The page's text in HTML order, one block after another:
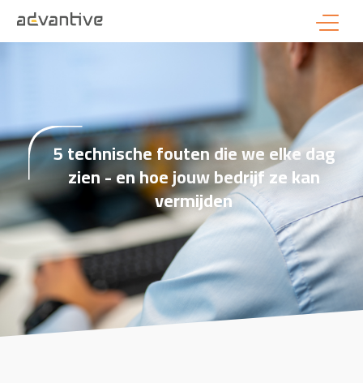
5 technische fouten die we elke dag
zien - en hoe jouw bedrijf ze kan
vermijden